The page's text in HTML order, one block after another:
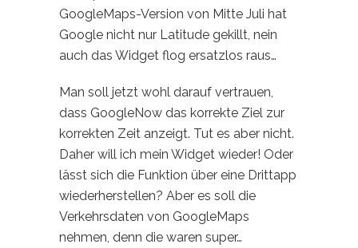
GoogleMaps-Version von Mitte Juli hat
Google nicht nur Latitude gekillt, nein
auch das Widget flog ersatzlos raus…
Man soll jetzt wohl darauf vertrauen,
dass GoogleNow das korrekte Ziel zur
korrekten Zeit anzeigt. Tut es aber nicht.
Daher will ich mein Widget wieder! Oder
lässt sich die Funktion über eine Drittapp
wiederherstellen? Aber es soll die
Verkehrsdaten von GoogleMaps
nehmen, denn die waren super…